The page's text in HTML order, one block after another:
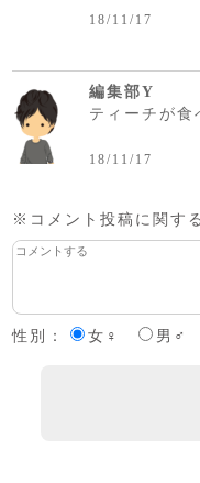
18/11/17
編集部Y
ティーチが食
18/11/17
※コメント投稿に関す
性別：
女♀ 男♂